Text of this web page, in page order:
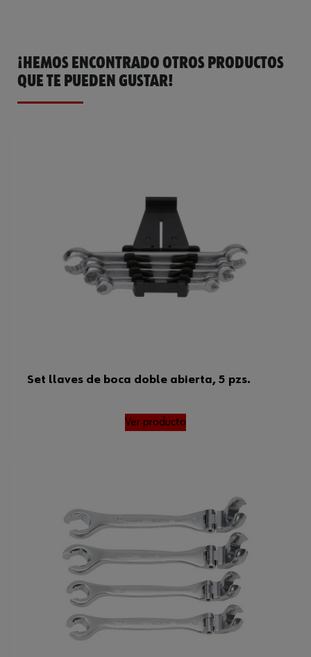
¡HEMOS ENCONTRADO OTROS PRODUCTOS
QUE TE PUEDEN GUSTAR!
Set llaves de boca doble abierta, 5 pzs.
Ver producto